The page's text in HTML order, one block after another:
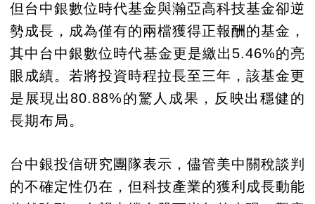
但台中銀數位時代基金與瀚亞高科技基金卻逆
勢成長，成為僅有的兩檔獲得正報酬的基金，
其中台中銀數位時代基金更是繳出5.46%的亮
眼成績。若將投資時程拉長至三年，該基金更
是展現出80.88%的驚人成果，反映出穩健的
長期布局。
台中銀投信研究團隊表示，儘管美中關稅談判
的不確定性仍在，但科技產業的獲利成長動能